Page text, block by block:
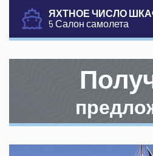
ЯХТНОЕ ЧИСЛО
5 Салон самолета